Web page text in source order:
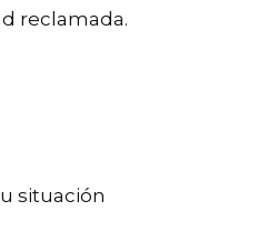
reclamada.
situación